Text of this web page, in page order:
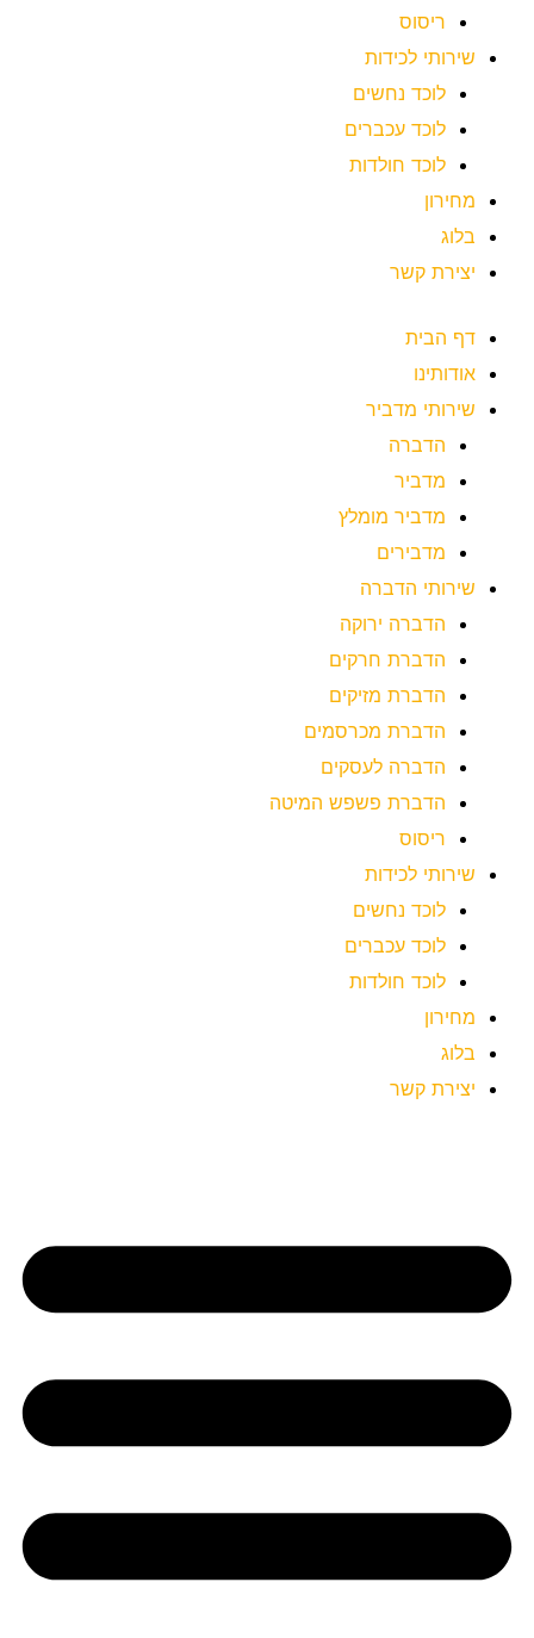
ריסוס
שירותי לכידות
לוכד נחשים
לוכד עכברים
לוכד חולדות
מחירון
בלוג
יצירת קשר
דף הבית
אודותינו
שירותי מדביר
הדברה
מדביר
מדביר מומלץ
מדבירים
שירותי הדברה
הדברה ירוקה
הדברת חרקים
הדברת מזיקים
הדברת מכרסמים
הדברה לעסקים
הדברת פשפש המיטה
ריסוס
שירותי לכידות
לוכד נחשים
לוכד עכברים
לוכד חולדות
מחירון
בלוג
יצירת קשר